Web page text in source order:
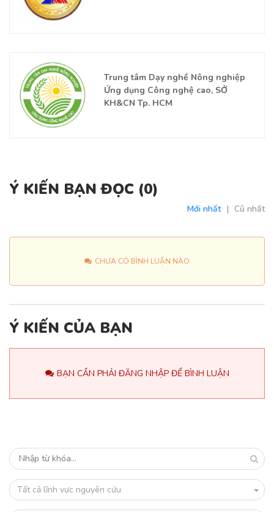
Trung tâm Dạy nghề Nông nghiệp
Ứng dụng Công nghệ cao, SỞ
KH&CN Tp. HCM
Ý KIẾN BẠN ĐỌC (0)
Mới nhất | Cũ nhất
CHƯA CÓ BÌNH LUẬN NÀO
Ý KIẾN CỦA BẠN
BẠN CẦN PHẢI ĐĂNG NHẬP ĐỂ BÌNH LUẬN
Tất cả lĩnh vực nguyên cứu